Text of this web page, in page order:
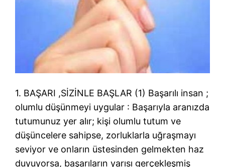
1. BAŞARI ,SİZİNLE BAŞLAR (1) Başarılı insan ;
olumlu düşünmeyi uygular : Başarıyla aranızda
tutumunuz yer alır; kişi olumlu tutum ve
düşüncelere sahipse, zorluklarla uğraşmayı
seviyor ve onların üstesinden gelmekten haz
duyuyorsa, başarıların yarısı gerçekleşmiş